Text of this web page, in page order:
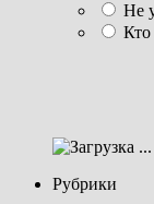
Не
Кто
Рубрики